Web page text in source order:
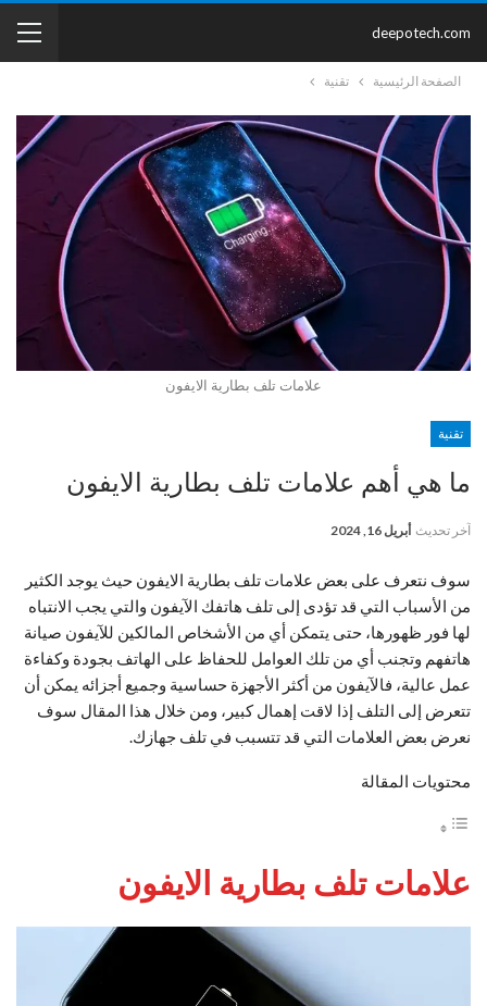
deepotech.com
الصفحة الرئيسية تقنية
علامات تلف بطارية الايفون
تقنية
ما هي أهم علامات تلف بطارية الايفون
آخر تحديث أبريل 16, 2024
سوف نتعرف على بعض علامات تلف بطارية الايفون حيث يوجد الكثير
من الأسباب التي قد تؤدى إلى تلف هاتفك الآيفون والتي يجب الانتباه
لها فور ظهورها، حتى يتمكن أي من الأشخاص المالكين للآيفون صيانة
هاتفهم وتجنب أي من تلك العوامل للحفاظ على الهاتف بجودة وكفاءة
عمل عالية، فالآيفون من أكثر الأجهزة حساسية وجميع أجزائه يمكن أن
تتعرض إلى التلف إذا لاقت إهمال كبير، ومن خلال هذا المقال سوف
نعرض بعض العلامات التي قد تتسبب في تلف جهازك.
محتويات المقالة
علامات تلف بطارية الايفون